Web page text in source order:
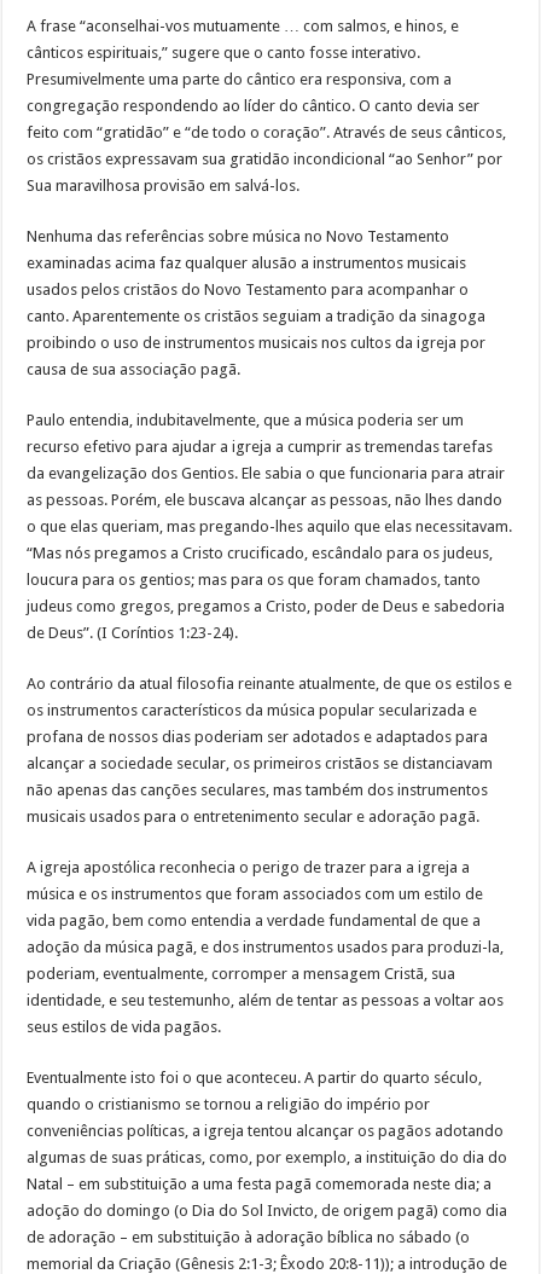
A frase “aconselhai-vos mutuamente … com salmos, e hinos, e
cânticos espirituais,” sugere que o canto fosse interativo.
Presumivelmente uma parte do cântico era responsiva, com a
congregação respondendo ao líder do cântico. O canto devia ser
feito com “gratidão” e “de todo o coração”. Através de seus cânticos,
os cristãos expressavam sua gratidão incondicional “ao Senhor” por
Sua maravilhosa provisão em salvá-los.
Nenhuma das referências sobre música no Novo Testamento
examinadas acima faz qualquer alusão a instrumentos musicais
usados pelos cristãos do Novo Testamento para acompanhar o
canto. Aparentemente os cristãos seguiam a tradição da sinagoga
proibindo o uso de instrumentos musicais nos cultos da igreja por
causa de sua associação pagã.
Paulo entendia, indubitavelmente, que a música poderia ser um
recurso efetivo para ajudar a igreja a cumprir as tremendas tarefas
da evangelização dos Gentios. Ele sabia o que funcionaria para atrair
as pessoas. Porém, ele buscava alcançar as pessoas, não lhes dando
o que elas queriam, mas pregando-lhes aquilo que elas necessitavam.
“Mas nós pregamos a Cristo crucificado, escândalo para os judeus,
loucura para os gentios; mas para os que foram chamados, tanto
judeus como gregos, pregamos a Cristo, poder de Deus e sabedoria
de Deus”. (I Coríntios 1:23-24).
Ao contrário da atual filosofia reinante atualmente, de que os estilos e
os instrumentos característicos da música popular secularizada e
profana de nossos dias poderiam ser adotados e adaptados para
alcançar a sociedade secular, os primeiros cristãos se distanciavam
não apenas das canções seculares, mas também dos instrumentos
musicais usados para o entretenimento secular e adoração pagã.
A igreja apostólica reconhecia o perigo de trazer para a igreja a
música e os instrumentos que foram associados com um estilo de
vida pagão, bem como entendia a verdade fundamental de que a
adoção da música pagã, e dos instrumentos usados para produzi-la,
poderiam, eventualmente, corromper a mensagem Cristã, sua
identidade, e seu testemunho, além de tentar as pessoas a voltar aos
seus estilos de vida pagãos.
Eventualmente isto foi o que aconteceu. A partir do quarto século,
quando o cristianismo se tornou a religião do império por
conveniências políticas, a igreja tentou alcançar os pagãos adotando
algumas de suas práticas, como, por exemplo, a instituição do dia do
Natal – em substituição a uma festa pagã comemorada neste dia; a
adoção do domingo (o Dia do Sol Invicto, de origem pagã) como dia
de adoração – em substituição à adoração bíblica no sábado (o
memorial da Criação (Gênesis 2:1-3; Êxodo 20:8-11)); a introdução de